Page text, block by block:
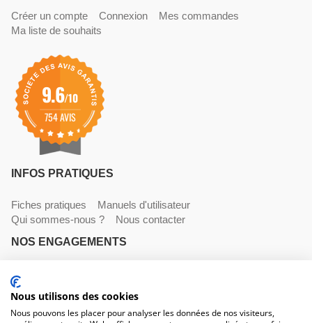
Créer un compte Connexion
Mes commandes
Ma liste de souhaits
9.6/10
754 AVIS
INFOS PRATIQUES
Fiches pratiques
Manuels d'utilisateur
Qui sommes-nous ?
Nous contacter
NOS ENGAGEMENTS
Livraisons
NOS COORDONNÉES
Nous utilisons des cookies
Nous pouvons les placer pour analyser les données de nos visiteurs,